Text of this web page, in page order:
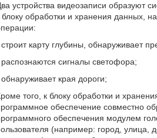
устройства видеозаписи
блоку обработки и хранения данных,
карту глубины, обнаруживает
сигналы светофора;
края дороги;
того, к блоку обработки и
обеспечение совместно
обеспечения модулем
(например: город, улица,